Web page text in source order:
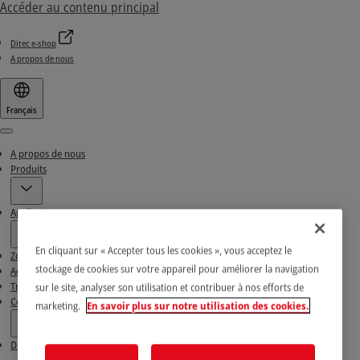
Accéder au contenu principal
Ditec e-shop
A propos de nous
Français
Menu
A propos de nous
Produits
Applications
Zone de téléchargement
Actualités & Réussites
Trouvez nos Partenaires
Contacts
Ditec e-shop
En cliquant sur « Accepter tous les cookies », vous acceptez le
stockage de cookies sur votre appareil pour améliorer la navigation
sur le site, analyser son utilisation et contribuer à nos efforts de
marketing. En savoir plus sur notre utilisation des cookies.